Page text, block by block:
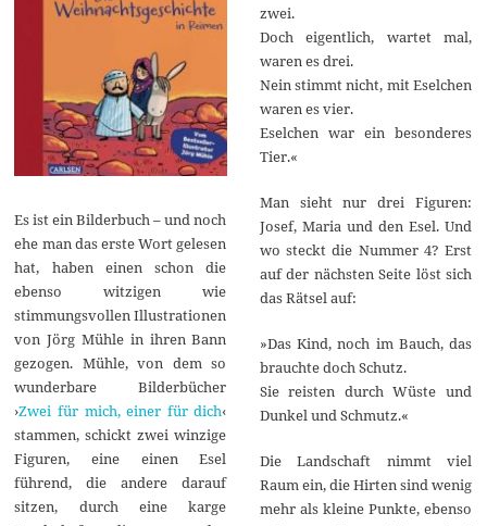
Es ist ein Bilderbuch – und noch
ehe man das erste Wort gelesen
hat, haben einen schon die
ebenso witzigen wie
stimmungsvollen Illustrationen
von Jörg Mühle in ihren Bann
gezogen. Mühle, von dem so
wunderbare Bilderbücher
›Zwei für mich, einer für dich‹
stammen, schickt zwei winzige
Figuren, eine einen Esel
führend, die andere darauf
sitzen, durch eine karge
zwei.
Doch eigentlich, wartet mal,
waren es drei.
Nein stimmt nicht, mit Eselchen
waren es vier.
Eselchen war ein besonderes
Tier.«
Man sieht nur drei Figuren:
Josef, Maria und den Esel. Und
wo steckt die Nummer 4? Erst
auf der nächsten Seite löst sich
das Rätsel auf:
»Das Kind, noch im Bauch, das
brauchte doch Schutz.
Sie reisten durch Wüste und
Dunkel und Schmutz.«
Die Landschaft nimmt viel
Raum ein, die Hirten sind wenig
mehr als kleine Punkte, ebenso